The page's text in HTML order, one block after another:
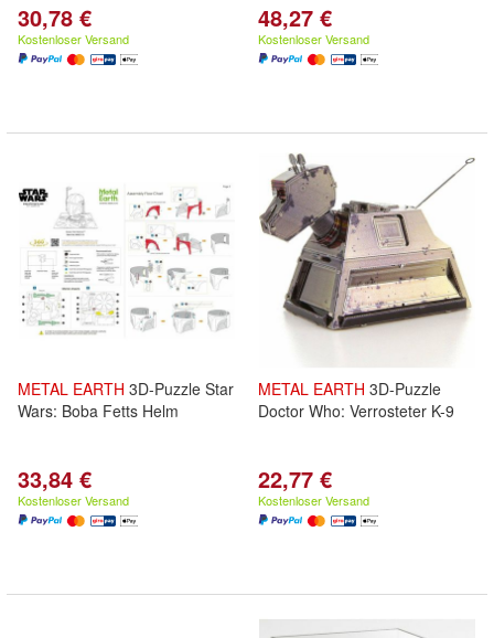
30,78 €
Kostenloser Versand
48,27 €
Kostenloser Versand
METAL EARTH 3D-Puzzle Star
Wars: Boba Fetts Helm
33,84 €
Kostenloser Versand
METAL EARTH 3D-Puzzle
Doctor Who: Verrosteter K-9
22,77 €
Kostenloser Versand